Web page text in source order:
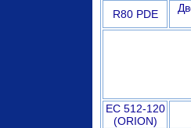
R80 PDE
EC 512-120
(ORION)